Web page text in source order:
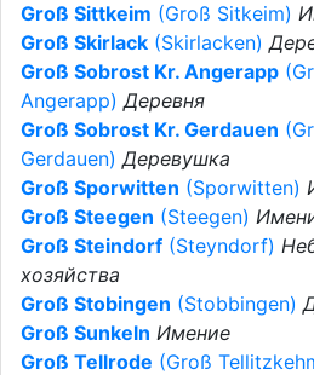
Groß Sittkeim (Groß Sitkeim)
Groß Skirlack (Skirlacken)
Groß Sobrost Kr. Angerapp
Angerapp)Деревня
Groß Sobrost Kr. Gerdauen
Gerdauen)Деревушка
Groß Sporwitten (Sporwitten)
Groß Steegen (Steegen)
Groß Steindorf (Steyndorf)
хозяйства
Groß Stobingen (Stobbingen)
Groß Sunkeln Имение
Groß Tellrode (Groß